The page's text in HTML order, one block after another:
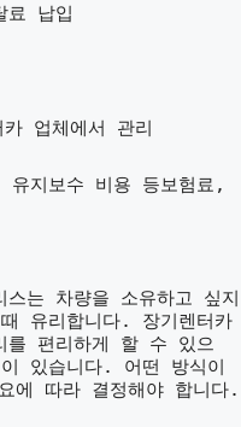
료 납입
업체에서 관리
지보수 비용 등보험료,
는 차량을 소유하고 싶지
유리합니다. 장기렌터카
를 편리하게 할 수 있으
있습니다. 어떤 방식이
에 따라 결정해야 합니다.